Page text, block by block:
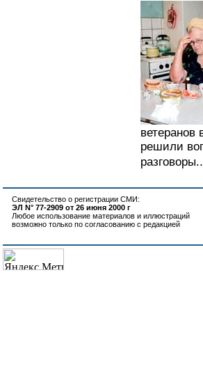
ветеранов
решили
Свидетельство о регистрации СМИ:
ЭЛ N° 77-2909 от 26 июня 2000 г
Любое использование материалов и иллюстраций
возможно только по согласованию с редакцией